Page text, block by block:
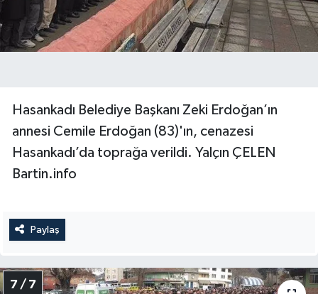
Hasankadı Belediye Başkanı Zeki Erdoğan’ın
annesi Cemile Erdoğan (83)'ın, cenazesi
Hasankadı’da toprağa verildi. Yalçın ÇELEN
Bartin.info
Paylaş
7 / 7